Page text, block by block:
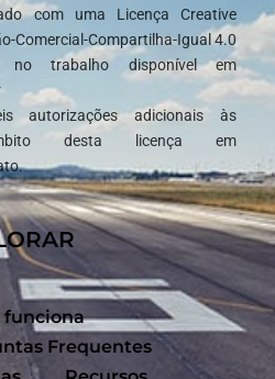
com uma Licença Creative
Comercial-Compartilha-Igual 4.0
no trabalho disponível em
autorizações adicionais às
desta licença em
funciona
Frequentes